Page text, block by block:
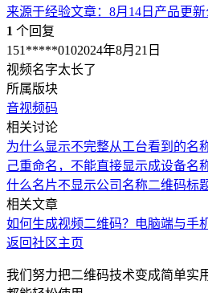
来源于经验文章： 8月14日产品更新
1 个回复
151*****0102024年8月21日
视频名字太长了
所属版块
音视频码
相关讨论
为什么显示不完整从工台看到的名
己重命名，不能直接显示成设备名
什么名片不显示公司名称二维码标
相关文章
如何生成视频二维码？电脑端与手
返回社区主页
我们努力把二维码技术变成简单实